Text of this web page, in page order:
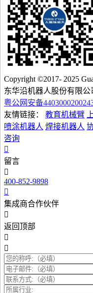
Copyright ©2017- 2025
东华沿机器人股份有限
粤公网安备
友情链接：
教育机械臂
喷涂机器人 焊接机器人
咨询
留言
400-852-9898
集成商合作伙伴
返回顶部